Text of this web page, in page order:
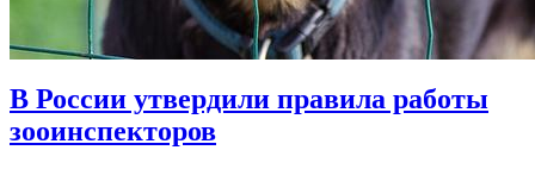
В России утвердили правила работы
зооинспекторов